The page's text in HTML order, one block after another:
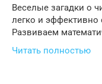
Веселые загадки о
легко и эффективно
Развиваем
Читать полностью